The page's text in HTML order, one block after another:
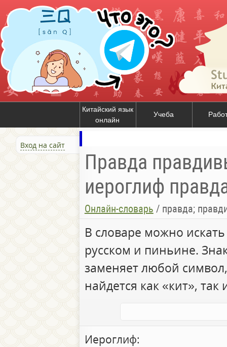
Китайский язык
онлайн
Учеба
Вход на сайт
Правда
иероглиф
Онлайн-словарь / правда;
В словаре можно
русском и пиньине.
заменяет любой
найдется как «кит», так
Иероглиф: